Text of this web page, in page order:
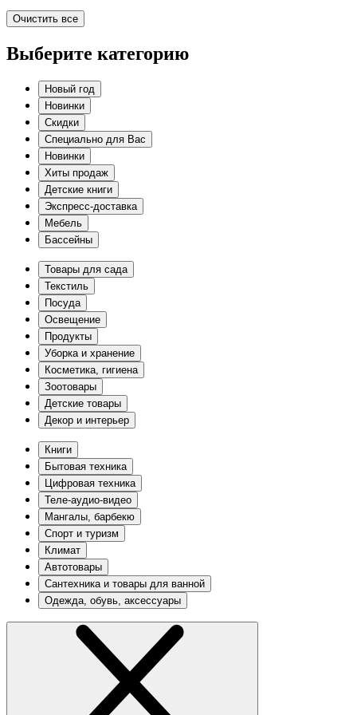
Очистить все
Выберите категорию
Новый год
Новинки
Скидки
Специально для Вас
Новинки
Хиты продаж
Детские книги
Экспресс-доставка
Мебель
Бассейны
Товары для сада
Текстиль
Посуда
Освещение
Продукты
Уборка и хранение
Косметика, гигиена
Зоотовары
Детские товары
Декор и интерьер
Книги
Бытовая техника
Цифровая техника
Теле-аудио-видео
Мангалы, барбекю
Спорт и туризм
Климат
Автотовары
Сантехника и товары для ванной
Одежда, обувь, аксессуары